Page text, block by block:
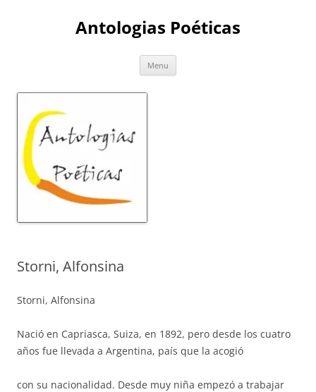
Antologias Poéticas
Menu
Storni, Alfonsina
Storni, Alfonsina
Nació en Capriasca, Suiza, en 1892, pero desde los cuatro
años fue llevada a Argentina, país que la acogió
con su nacionalidad. Desde muy niña empezó a trabajar